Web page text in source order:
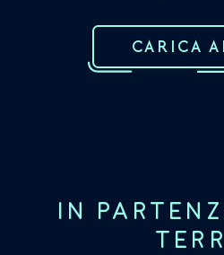
CARICA
IN